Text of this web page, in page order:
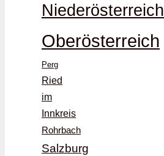
Niederösterreich
Oberösterreich
Perg
Ried
im
Innkreis
Rohrbach
Salzburg